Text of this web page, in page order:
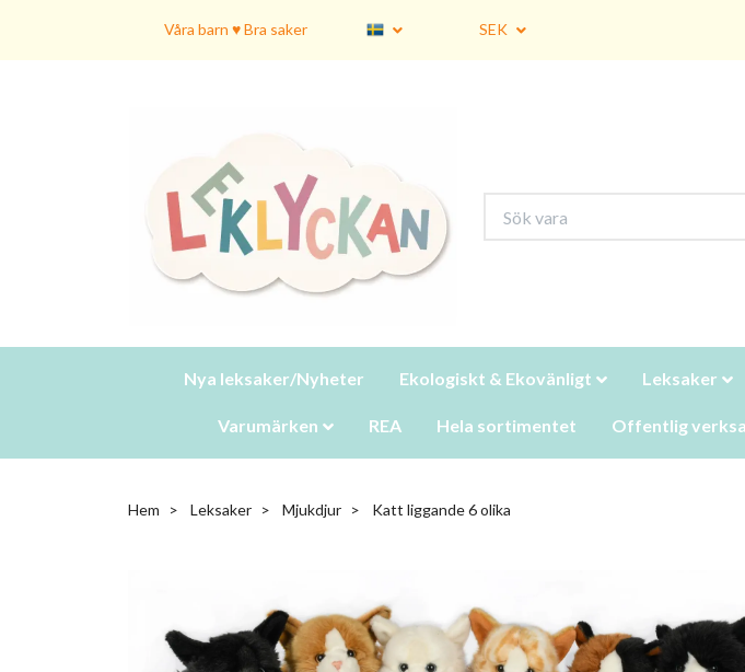
Våra barn ♥ Bra saker SEK
Nya leksaker/Nyheter Ekologiskt & Ekovänligt Leksaker
Varumärken REA Hela sortimentet Offentlig
Hem Leksaker Mjukdjur Katt liggande 6 olika